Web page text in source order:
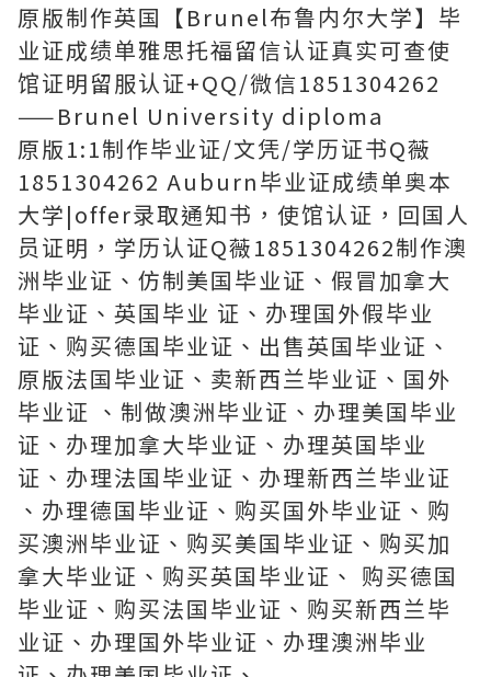
原版制作英国【Brunel布鲁内尔大学】毕
业证成绩单雅思托福留信认证真实可查使
馆证明留服认证+QQ/微信1851304262
——Brunel University diploma
原版1:1制作毕业证/文凭/学历证书Q薇
1851304262 Auburn毕业证成绩单奥本
大学|offer录取通知书，使馆认证，回国人
员证明，学历认证Q薇1851304262制作澳
洲毕业证、仿制美国毕业证、假冒加拿大
毕业证、英国毕业 证、办理国外假毕业
证、购买德国毕业证、出售英国毕业证、
原版法国毕业证、卖新西兰毕业证、国外
毕业证 、制做澳洲毕业证、办理美国毕业
证、办理加拿大毕业证、办理英国毕业
证、办理法国毕业证、办理新西兰毕业证
、办理德国毕业证、购买国外毕业证、购
买澳洲毕业证、购买美国毕业证、购买加
拿大毕业证、购买英国毕业证、 购买德国
毕业证、购买法国毕业证、购买新西兰毕
业证、办理国外毕业证、办理澳洲毕业